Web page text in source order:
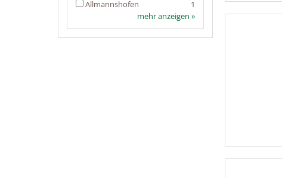
1
Allmannshofen
mehr anzeigen »